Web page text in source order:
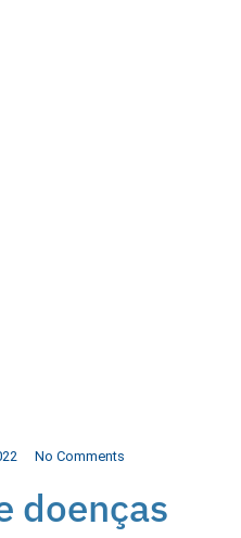
No Comments
doenças